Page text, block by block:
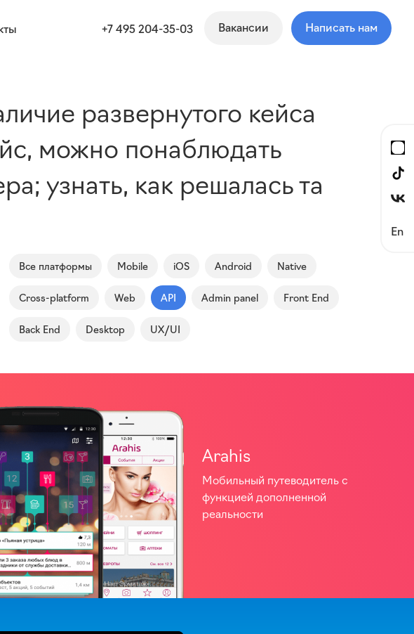
+7 495 204-35-03 Вакансии Написать нам
En
развернутого кейса
можно понаблюдать
узнать, как решалась та
Все платформы Mobile iOS Android Native
Cross-platform Web API Admin panel Front End
Back End Desktop UX/UI
Arahis
Мобильный путеводитель с
функцией дополненной
реальности